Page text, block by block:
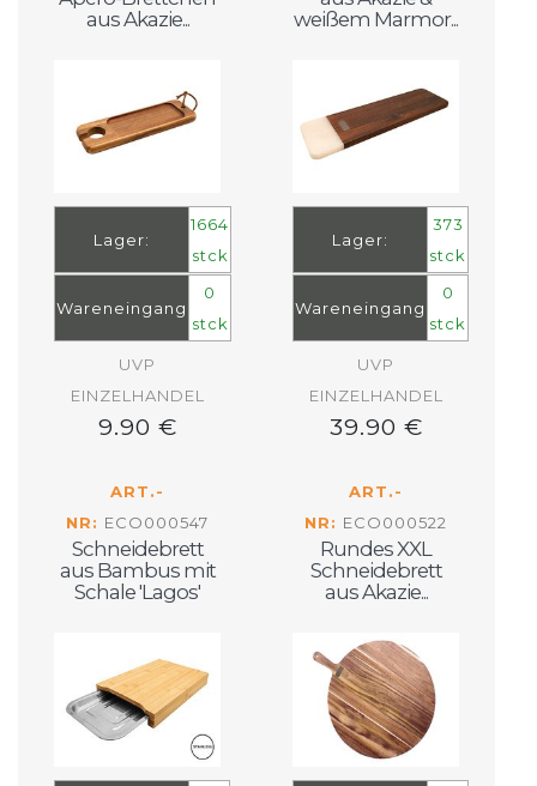
aus Akazie...
Lager:
1664
stck
Wareneingang
0
stck
UVP
EINZELHANDEL
9.90 €
weißem Marmor...
Lager:
373
stck
Wareneingang
0
stck
UVP
EINZELHANDEL
39.90 €
ART.-
NR: ECO000547
Schneidebrett
aus Bambus mit
Schale 'Lagos'
ART.-
NR: ECO000522
Rundes XXL
Schneidebrett
aus Akazie...